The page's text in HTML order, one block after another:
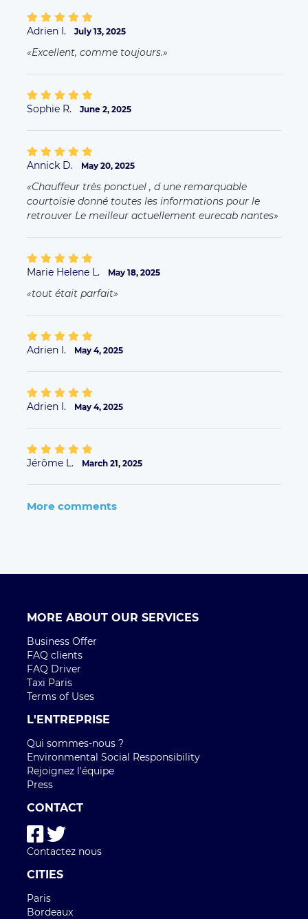
Adrien I. July 13, 2025
Excellent, comme toujours.
Sophie R. June 2, 2025
Annick D. May 20, 2025
Chauffeur très ponctuel , d une remarquable
courtoisie donné toutes les informations pour le
retrouver Le meilleur actuellement eurecab nantes
Marie Helene L. May 18, 2025
tout était parfait
Adrien I. May 4, 2025
Adrien I. May 4, 2025
Jérôme L. March 21, 2025
More comments
MORE ABOUT OUR SERVICES
Business Offer
FAQ clients
FAQ Driver
Taxi Paris
Terms of Uses
L'ENTREPRISE
Qui sommes-nous ?
Environmental Social Responsibility
Rejoignez l'équipe
Press
CONTACT
Contactez nous
CITIES
Paris
Bordeaux